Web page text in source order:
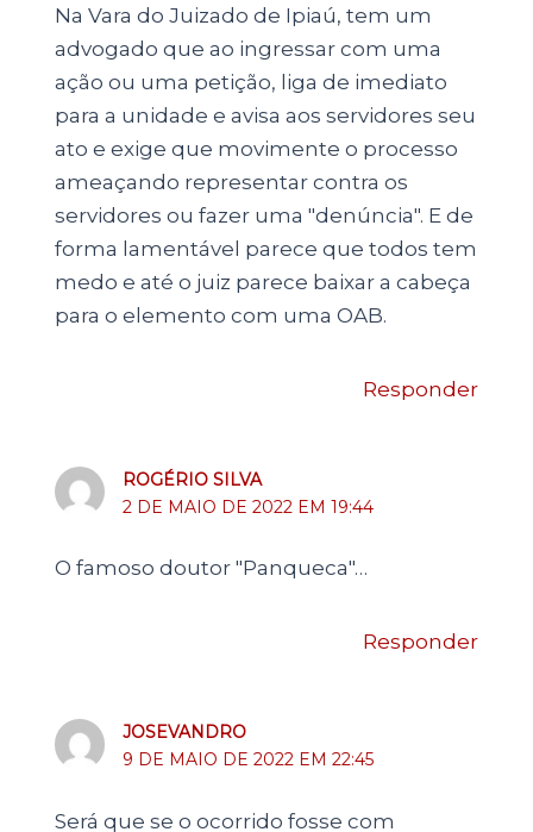
Na Vara do Juizado de Ipiaú, tem um
advogado que ao ingressar com uma
ação ou uma petição, liga de imediato
para a unidade e avisa aos servidores seu
ato e exige que movimente o processo
ameaçando representar contra os
servidores ou fazer uma "denúncia". E de
forma lamentável parece que todos tem
medo e até o juiz parece baixar a cabeça
para o elemento com uma OAB.
Responder
ROGÉRIO SILVA
2 DE MAIO DE 2022 EM 19:44
O famoso doutor "Panqueca"…
Responder
JOSEVANDRO
9 DE MAIO DE 2022 EM 22:45
Será que se o ocorrido fosse com